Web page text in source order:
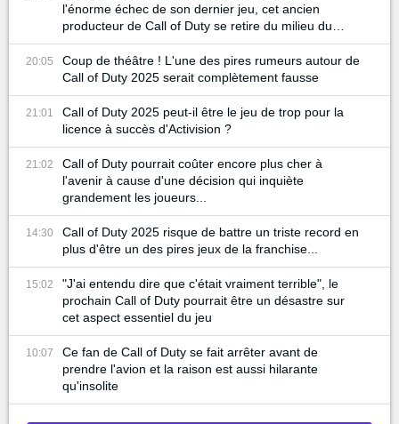
l'énorme échec de son dernier jeu, cet ancien
producteur de Call of Duty se retire du milieu du
gaming
20:05
Coup de théâtre ! L'une des pires rumeurs autour de
Call of Duty 2025 serait complètement fausse
21:01
Call of Duty 2025 peut-il être le jeu de trop pour la
licence à succès d'Activision ?
21:02
Call of Duty pourrait coûter encore plus cher à
l'avenir à cause d'une décision qui inquiète
grandement les joueurs...
14:30
Call of Duty 2025 risque de battre un triste record en
plus d'être un des pires jeux de la franchise...
15:02
"J'ai entendu dire que c'était vraiment terrible", le
prochain Call of Duty pourrait être un désastre sur
cet aspect essentiel du jeu
10:07
Ce fan de Call of Duty se fait arrêter avant de
prendre l'avion et la raison est aussi hilarante
qu'insolite